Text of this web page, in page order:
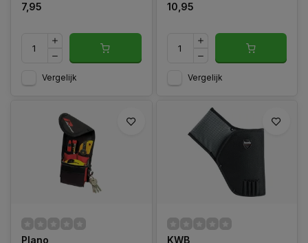
7,95
Vergelijk
10,95
Vergelijk
Plano
KWB